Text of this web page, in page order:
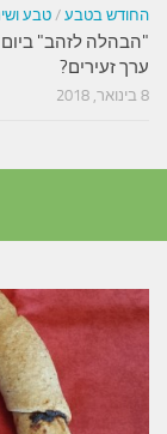
החודש בטבע /טבע
"הבהלה לזהב"
ערך זעירים?
8 בינואר, 2018